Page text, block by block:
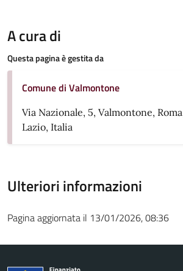
A cura di
Questa pagina è gestita da
Comune di Valmontone
Via Nazionale, 5, Valmontone,
Lazio, Italia
Ulteriori informazioni
Pagina aggiornata il 13/01/2026, 08:36